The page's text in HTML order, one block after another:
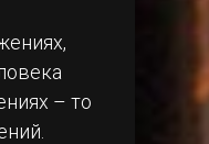
– то